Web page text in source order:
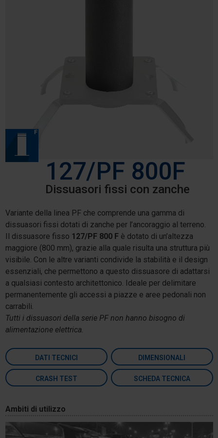
127/PF 800F
Dissuasori fissi con zanche
Variante della linea PF che comprende una gamma di
dissuasori fissi dotati di zanche per l’ancoraggio al terreno.
Il dissuasore fisso 127/PF 800 F è dotato di un’altezza
maggiore (800 mm), grazie alla quale risulta una struttura più
visibile. Con le altre varianti condivide la stabilità e il design
essenziali, che permettono a questo dissuasore di adattarsi
a qualsiasi contesto architettonico. Ideale per delimitare
permanentemente gli accessi a piazze e aree pedonali non
carrabili.
Tutti i dissuasori della serie PF non hanno bisogno di
alimentazione elettrica.
DATI TECNICI DIMENSIONALI
CRASH TEST SCHEDA TECNICA
Ambiti di utilizzo